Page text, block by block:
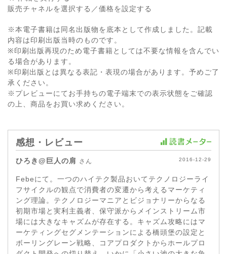
販売チャネルを選択する／価格を設定する
※本電子書籍は同名出版物を底本として作成しました。記載
内容は印刷出版当時のものです。
※印刷出版再現のため電子書籍としては不要な情報を含んでい
る場合があります。
※印刷出版とは異なる表記・表現の場合があります。予めご了
承ください。
※プレビューにてお手持ちの電子端末での表示状態をご確認
の上、商品をお買い求めください。
感想・レビュー
ひろき@巨人の肩 さん 2016-12-29
Febeにて。一つのハイテク製品おいてテクノロジーライ
フサイクルの観点で消費者の変遷から考えるマーケティ
ング理論。テクノロジーマニアとビジョナリーからなる
初期市場と実利主義者、保守派からメインストリーム市
場には大きなキャズムが存在する。キャズム攻略にはマ
ーケティングセグメンテーションによる橋頭堡の設定と
ボーリングレーン戦略、コアプロダクトからホールプロ